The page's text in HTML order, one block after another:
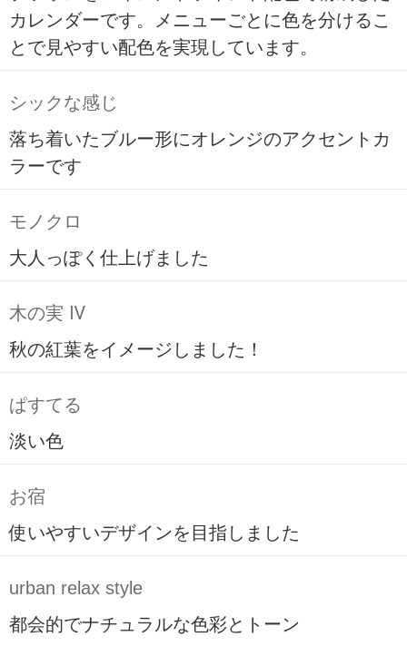
カレンダーです。メニューごとに色を分けるこ
とで見やすい配色を実現しています。
シックな感じ
落ち着いたブルー形にオレンジのアクセントカ
ラーです
モノクロ
大人っぽく仕上げました
木の実 Ⅳ
秋の紅葉をイメージしました！
ぱすてる
淡い色
お宿
使いやすいデザインを目指しました
urban relax style
都会的でナチュラルな色彩とトーン